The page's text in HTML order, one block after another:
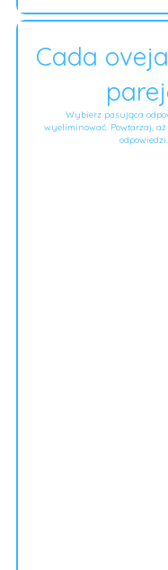
Cada
Wybierz pasująca
wyeliminować. Powtarzaj,
odpowiedzi.